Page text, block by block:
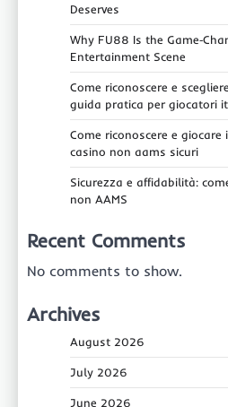
Deserves
Why FU88 Is the
Entertainment Scene
Come riconoscere e
guida pratica per giocatori
Come riconoscere e
casino non aams sicuri
Sicurezza e affidabilità:
non AAMS
Recent Comments
No comments to show.
Archives
August 2026
July 2026
June 2026